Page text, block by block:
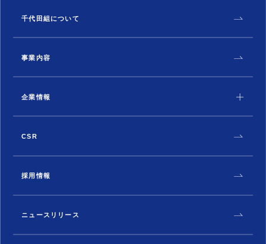
千代田組について
事業内容
企業情報
CSR
採用情報
ニュースリリース